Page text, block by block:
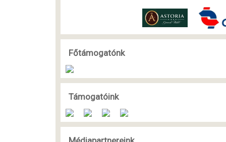
Főtámogatónk
Támogatóink